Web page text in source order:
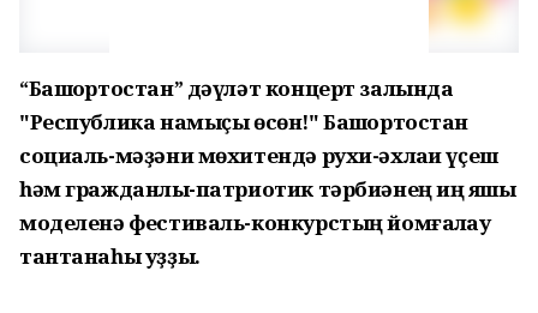
“Башҡортостан” дәүләт концерт залында
"Республика намыҫы өсөн!" Башҡортостан
социаль-мәҙәни мөхитендә рухи-әхлаҡи үҫеш
һәм гражданлыҡ-патриотик тәрбиәнең иң яҡшы
моделенә фестиваль-конкурстың йомғаҡлау
тантанаһы уҙҙы.